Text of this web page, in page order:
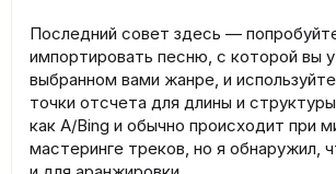
Последний совет здесь —
импортировать песню, с которой вы
выбранном вами жанре, и
точки отсчета для длины и
как A/Bing и обычно происходит при
мастеринге треков, но я обнаружил,